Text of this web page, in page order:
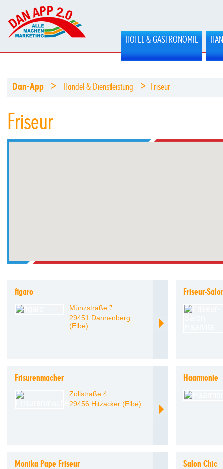
HOTEL & GASTRONOMIE
Dan-App > Handel & Dienstleistung > Friseur
Friseur
figaro
Münzstraße 7
29451 Dannenberg
(Elbe)
Friseur-
Frisurenmacher
Zollstraße 4
29456 Hitzacker (Elbe)
Haarmonie
Monika Pape Friseur Salon Chic